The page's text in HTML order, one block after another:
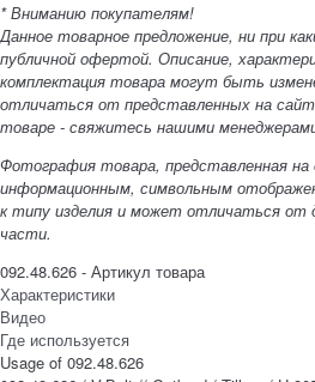
* Вниманию покупателям!
Данное товарное предложение, ни при
публичной офертой. Описание,
комплектация товара могут быть
отличаться от представленных на
товаре - свяжитесь нашими
Фотография товара, представленная
информационным, символьным
к типу изделия и может отличаться от
части.
092.48.626 - Артикул товара
Характеристики
Видео
Где используется
Usage of 092.48.626